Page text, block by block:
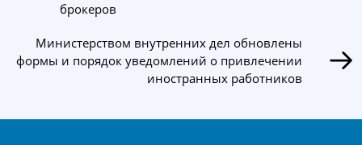
брокеров
Министерством внутренних дел обновлены
формы и порядок уведомлений о привлечении
иностранных работников